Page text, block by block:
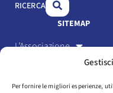
Per fornire le migliori esperienze,
RICERCA
SITEMAP
L’Associazione